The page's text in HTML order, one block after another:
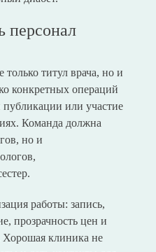
персонал
титул врача, но и
конкретных операций
или участие
Команда должна
но и
работы: запись,
прозрачность цен и
клиника не